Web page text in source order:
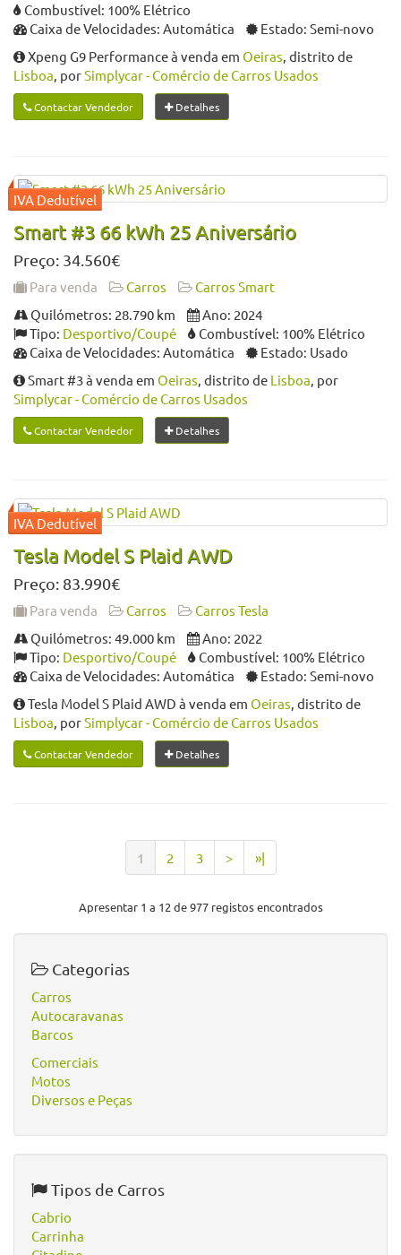
Combustível: 100% Elétrico
Caixa de Velocidades: Automática
Estado: Semi-novo
Xpeng G9 Performance à venda em Oeiras, distrito de
Lisboa, porSimplycar - Comércio de Carros Usados
Contactar Vendedor Detalhes
Smart #3 66 kWh 25 Aniversário
Preço: 34.560€
Para venda Carros
Carros Smart
Quilómetros: 28.790 km
Ano: 2024
Tipo: Desportivo/Coupé
Combustível: 100% Elétrico
Caixa de Velocidades: Automática
Estado: Usado
Smart #3 à venda em Oeiras, distrito de Lisboa, por
Simplycar - Comércio de Carros Usados
Contactar Vendedor Detalhes
Tesla Model S Plaid AWD
Preço: 83.990€
Para venda Carros
Carros Tesla
Quilómetros: 49.000 km
Ano: 2022
Tipo: Desportivo/Coupé
Combustível: 100% Elétrico
Caixa de Velocidades: Automática
Estado: Semi-novo
Tesla Model S Plaid AWD à venda em Oeiras, distrito de
Lisboa, porSimplycar - Comércio de Carros Usados
Contactar Vendedor Detalhes
1 2 3 > »|
Apresentar 1 a 12 de 977 registos encontrados
Categorias
Carros
Autocaravanas
Barcos
Comerciais
Motos
Diversos e Peças
Tipos de Carros
Cabrio
Carrinha